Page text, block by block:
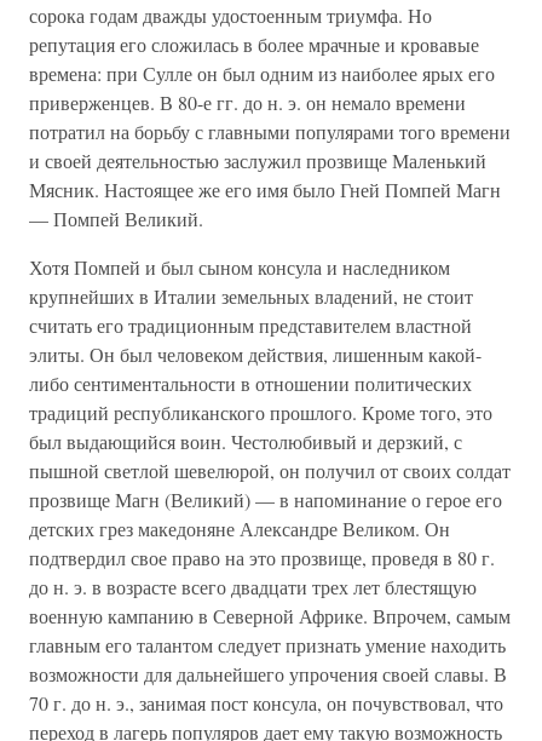
сорока годам дважды удостоенным триумфа. Но
репутация его сложилась в более мрачные и кровавые
времена: при Сулле он был одним из наиболее ярых его
приверженцев. В 80-е гг. до н. э. он немало времени
потратил на борьбу с главными популярами того времени
и своей деятельностью заслужил прозвище Маленький
Мясник. Настоящее же его имя было Гней Помпей Магн
— Помпей Великий.
Хотя Помпей и был сыном консула и наследником
крупнейших в Италии земельных владений, не стоит
считать его традиционным представителем властной
элиты. Он был человеком действия, лишенным какой-
либо сентиментальности в отношении политических
традиций республиканского прошлого. Кроме того, это
был выдающийся воин. Честолюбивый и дерзкий, с
пышной светлой шевелюрой, он получил от своих солдат
прозвище Магн (Великий) — в напоминание о герое его
детских грез македоняне Александре Великом. Он
подтвердил свое право на это прозвище, проведя в 80 г.
до н. э. в возрасте всего двадцати трех лет блестящую
военную кампанию в Северной Африке. Впрочем, самым
главным его талантом следует признать умение находить
возможности для дальнейшего упрочения своей славы. В
70 г. до н. э., занимая пост консула, он почувствовал, что
переход в лагерь популяров дает ему такую возможность